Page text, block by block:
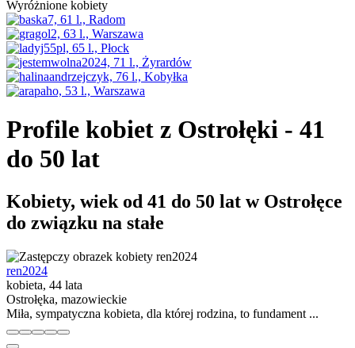
Wyróżnione kobiety
Profile kobiet z Ostrołęki - 41
do 50 lat
Kobiety, wiek od 41 do 50 lat w Ostrołęce
do związku na stałe
ren2024
kobieta, 44 lata
Ostrołęka, mazowieckie
Miła, sympatyczna kobieta, dla której rodzina, to fundament ...